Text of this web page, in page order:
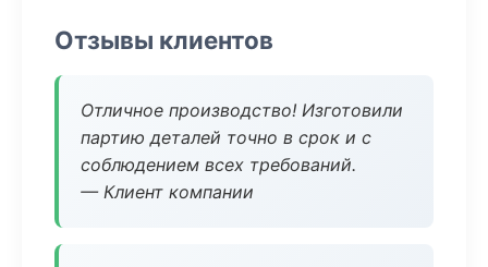
Отзывы клиентов
Отличное производство! Изготовили
партию деталей точно в срок и с
соблюдением всех требований.
— Клиент компании